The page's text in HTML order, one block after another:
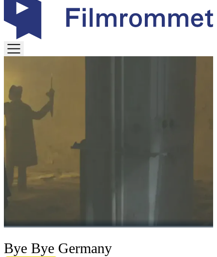
Bye Bye Germany